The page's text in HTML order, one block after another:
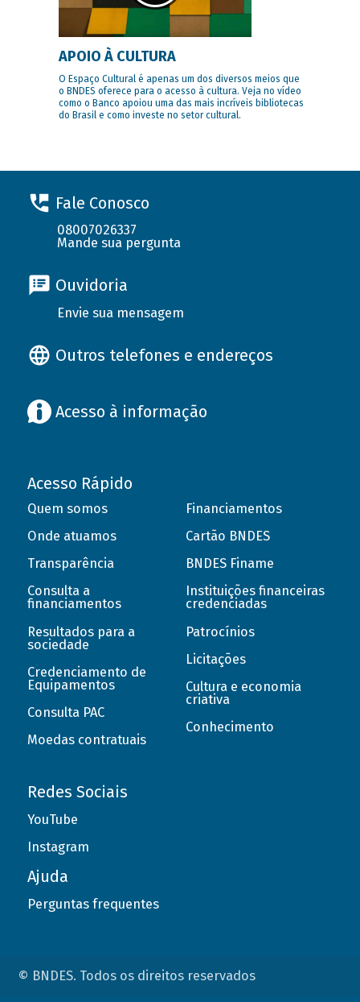
APOIO À CULTURA
O Espaço Cultural é apenas um dos diversos meios que
o BNDES oferece para o acesso à cultura. Veja no vídeo
como o Banco apoiou uma das mais incríveis bibliotecas
do Brasil e como investe no setor cultural.
Fale Conosco
08007026337
Mande sua pergunta
Ouvidoria
Envie sua mensagem
Outros telefones e endereços
Acesso à informação
Acesso Rápido
Quem somos
Onde atuamos
Transparência
Consulta a
financiamentos
Resultados para a
sociedade
Credenciamento de
Equipamentos
Consulta PAC
Moedas contratuais
Financiamentos
Cartão BNDES
BNDES Finame
Instituições financeiras
credenciadas
Patrocínios
Licitações
Cultura e economia
criativa
Conhecimento
Redes Sociais
YouTube
Instagram
Ajuda
Perguntas frequentes
© BNDES. Todos os direitos reservados